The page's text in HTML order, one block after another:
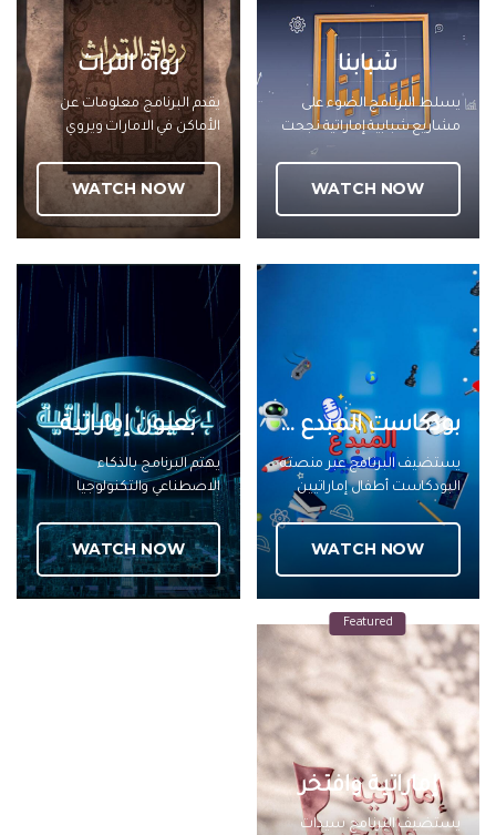
شبابنا
يسلط البرنامج الضوء على
مشاريع شبابية إماراتية نجحت
بجهود وفكر الشباب الاماراتي
العالمية وقدرت أنها تترك
بصمة وعلامة فارقة ناجحة
ويرصد البرنامج لقاءات مع
أصحاب المشاريع من فئة
WATCH NOW
رواة التراث
يقدم البرنامج معلومات عن
الأماكن في الامارات ويروي
تاريخها عبر استضافة خبراء
مختصين ليقدموا الرواية
التراثية الموثقة لهذه الأماكن
WATCH NOW
بودكاست المبدع الصغير
يستضيف البرنامج عبر منصته
البودكاست أطفال إماراتيين
مبدعين في مجالات عدة ويسرد
وصولا الى الإبداع والتميز في
مجالات متنوعة
WATCH NOW
بعيون إماراتية
يهتم البرنامج بالذكاء
الاصطناعي والتكنولوجيا
المتقدمة في الجهات الحكومية
وغيرها في دولة الامارات
وماتقدمه من خدمات لتسهيل
حياة الناس ويسلط الضوء
WATCH NOW
Featured
إماراتية وافتخر
يستضيف البرنامج سيدات